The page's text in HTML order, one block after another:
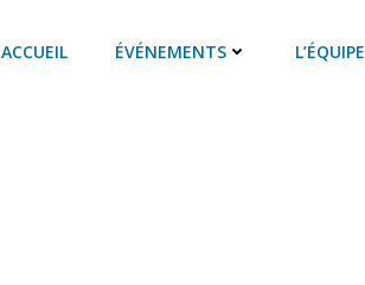
ACCUEIL ÉVÉNEMENTS L’ÉQUIPE